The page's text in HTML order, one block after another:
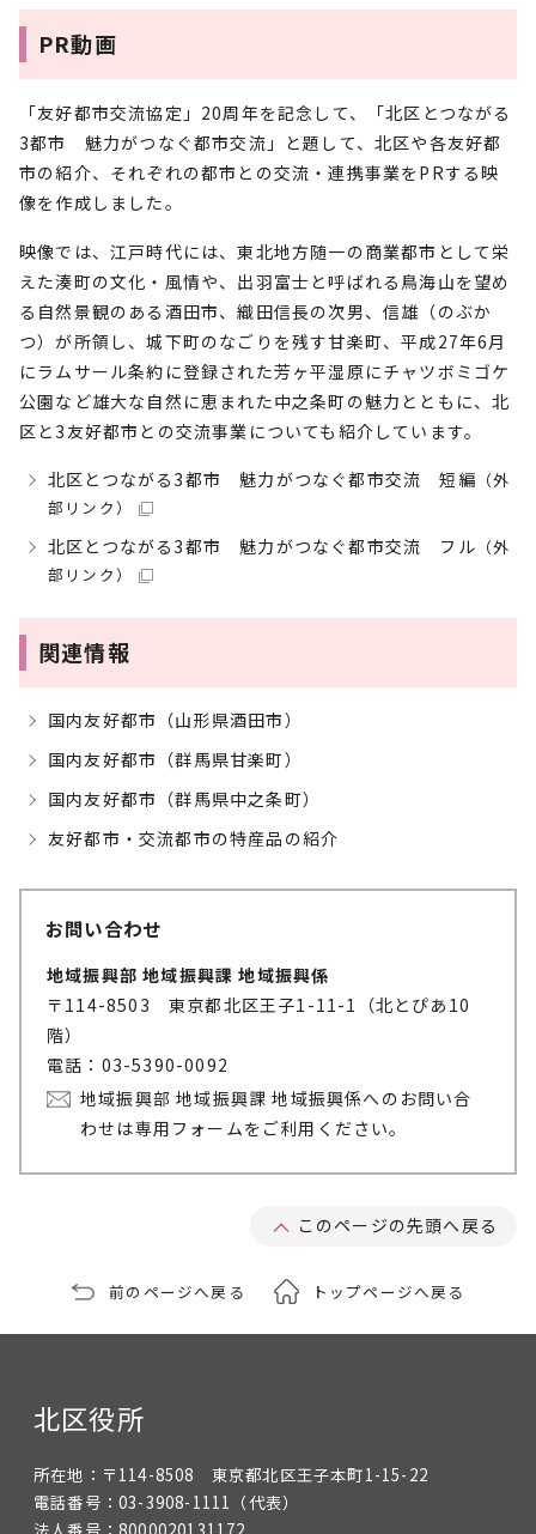
PR動画
「友好都市交流協定」20周年を記念して、「北区とつながる
3都市 魅力がつなぐ都市交流」と題して、北区や各友好都
市の紹介、それぞれの都市との交流・連携事業をPRする映
像を作成しました。
映像では、江戸時代には、東北地方随一の商業都市として栄
えた湊町の文化・風情や、出羽富士と呼ばれる鳥海山を望め
る自然景観のある酒田市、織田信長の次男、信雄（のぶか
つ）が所領し、城下町のなごりを残す甘楽町、平成27年6月
にラムサール条約に登録された芳ヶ平湿原にチャツボミゴケ
公園など雄大な自然に恵まれた中之条町の魅力とともに、北
区と3友好都市との交流事業についても紹介しています。
北区とつながる3都市 魅力がつなぐ都市交流 短編 （外
部リンク）
北区とつながる3都市 魅力がつなぐ都市交流 フル （外
部リンク）
関連情報
国内友好都市（山形県酒田市）
国内友好都市（群馬県甘楽町）
国内友好都市（群馬県中之条町）
友好都市・交流都市の特産品の紹介
お問い合わせ
地域振興部 地域振興課 地域振興係
〒114-8503 東京都北区王子1-11-1（北とぴあ10
階）
電話：03-5390-0092
地域振興部 地域振興課 地域振興係へのお問い合
わせは専用フォームをご利用ください。
このページの先頭へ戻る
前のページへ戻る トップページへ戻る
北区役所
所在地： 〒114-8508 東京都北区王子本町1-15-22
電話番号： 03-3908-1111 （代表）